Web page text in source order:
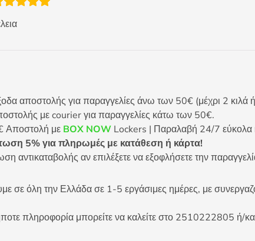
αποστολής για παραγγελίες άνω των 50€ (μέχρι 2 κιλά ή
με courier για παραγγελίες κάτω των 50€.
Αποστολή με BOX NOW Lockers | Παραλαβή 24/7 εύκολα
5% για πληρωμές με κατάθεση ή κάρτα!
αντικαταβολής αν επιλέξετε να εξοφλήσετε την
σε όλη την Ελλάδα σε 1-5 εργάσιμες ημέρες, με
πληροφορία μπορείτε να καλείτε στο 2510222805 ή/